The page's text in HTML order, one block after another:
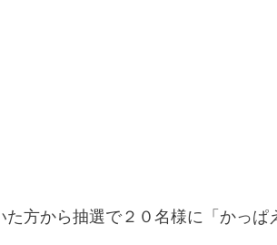
方から抽選で２０名様に「かっぱ